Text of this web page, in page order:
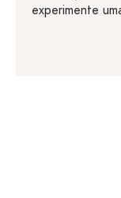
experimente